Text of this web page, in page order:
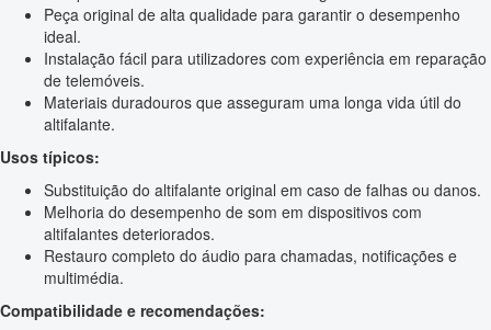
Peça original de alta qualidade para garantir o desempenho
ideal.
Instalação fácil para utilizadores com experiência em reparação
de telemóveis.
Materiais duradouros que asseguram uma longa vida útil do
altifalante.
Usos típicos:
Substituição do altifalante original em caso de falhas ou danos.
Melhoria do desempenho de som em dispositivos com
altifalantes deteriorados.
Restauro completo do áudio para chamadas, notificações e
multimédia.
Compatibilidade e recomendações: